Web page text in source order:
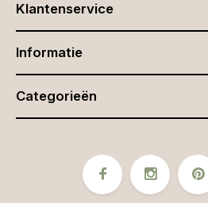
Klantenservice
Informatie
Categorieën